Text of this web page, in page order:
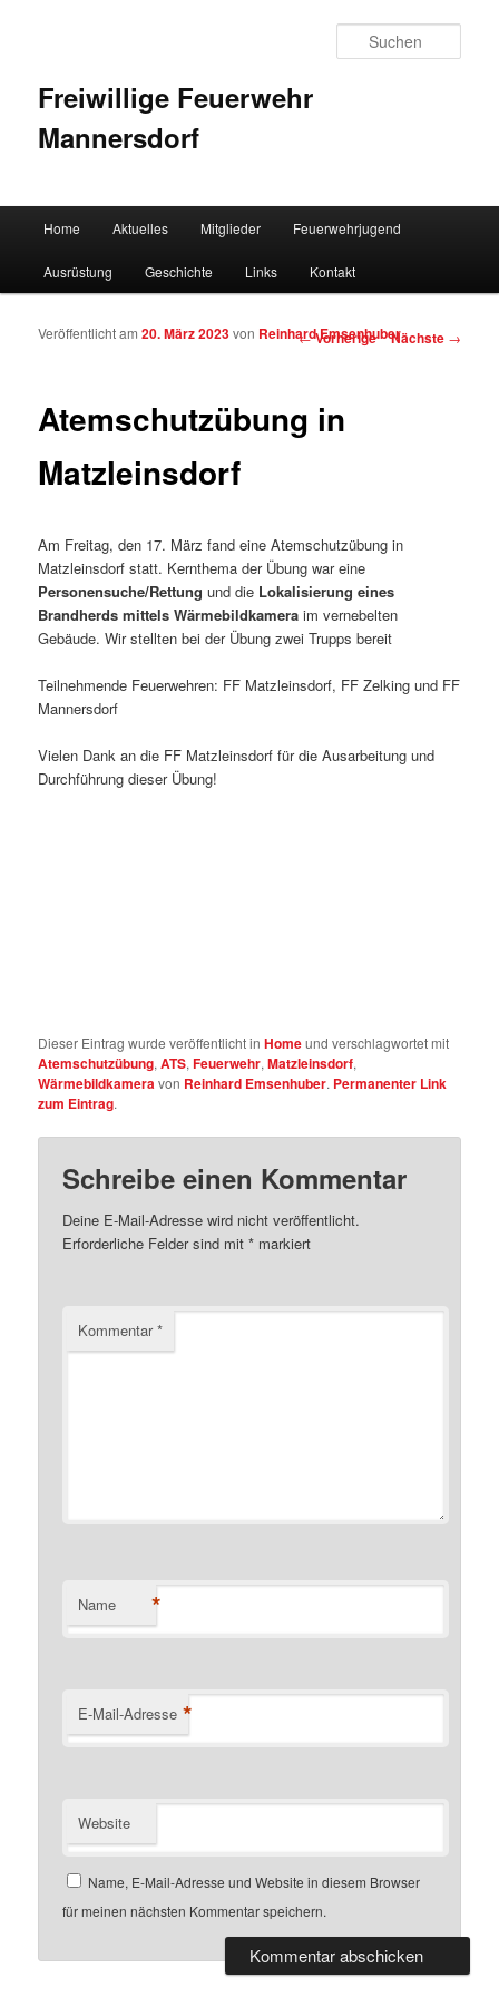
Freiwillige Feuerwehr
Mannersdorf
Zum Inhalt wechseln
Zum sekundären Inhalt wechseln
Home Aktuelles Mitglieder Feuerwehrjugend
Ausrüstung Geschichte Links Kontakt
Artikelnavigation
←Vorherige Nächste →
Atemschutzübung in
Matzleinsdorf
Veröffentlicht am20. März 2023von Reinhard Emsenhuber
Am Freitag, den 17. März fand eine Atemschutzübung in
Matzleinsdorf statt. Kernthema der Übung war eine
Personensuche/Rettung und die Lokalisierung eines
Brandherds mittels Wärmebildkameraim vernebelten
Gebäude. Wir stellten bei der Übung zwei Trupps bereit
Teilnehmende Feuerwehren: FF Matzleinsdorf, FF Zelking und FF
Mannersdorf
Vielen Dank an die FF Matzleinsdorf für die Ausarbeitung und
Durchführung dieser Übung!
Dieser Eintrag wurde veröffentlicht inHomeund verschlagwortet mit
Atemschutzübung,ATS,Feuerwehr,Matzleinsdorf,
Wärmebildkameravon Reinhard Emsenhuber. Permanenter Link
zum Eintrag.
Schreibe einen Kommentar
Deine E-Mail-Adresse wird nicht veröffentlicht.
Erforderliche Felder sind mit* markiert
Kommentar*
Name *
E-Mail-Adresse *
Website
Name, E-Mail-Adresse und Website in diesem Browser
für meinen nächsten Kommentar speichern.